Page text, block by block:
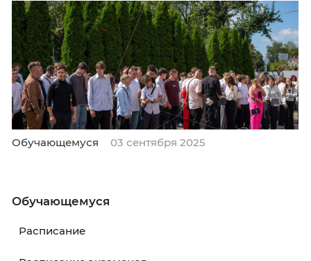
#ККУ #УправляйБудущим #Калининград
#Праздник #Воспоминания #1Сентября
#Фотографии #Студенты #Преподаватели
#НаПамять
Подробнее:https://vk.com/wall-